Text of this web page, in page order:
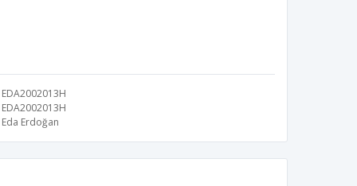
EDA2002013H
EDA2002013H
Eda Erdoğan